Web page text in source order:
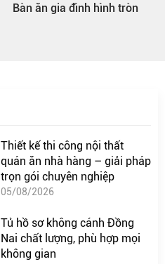
Bàn ăn gia đình hình tròn
Thiết kế thi công nội thất
quán ăn nhà hàng – giải pháp
trọn gói chuyên nghiệp
05/08/2026
Tủ hồ sơ không cánh Đồng
Nai chất lượng, phù hợp mọi
không gian